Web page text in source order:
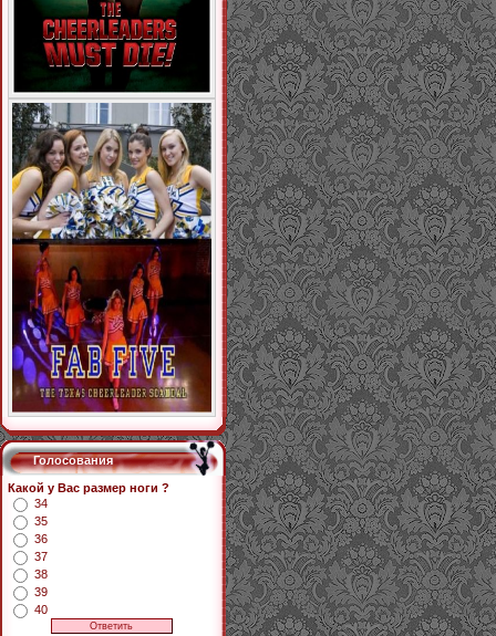
Голосования
Какой у Вас размер ноги ?
34
35
36
37
38
39
40